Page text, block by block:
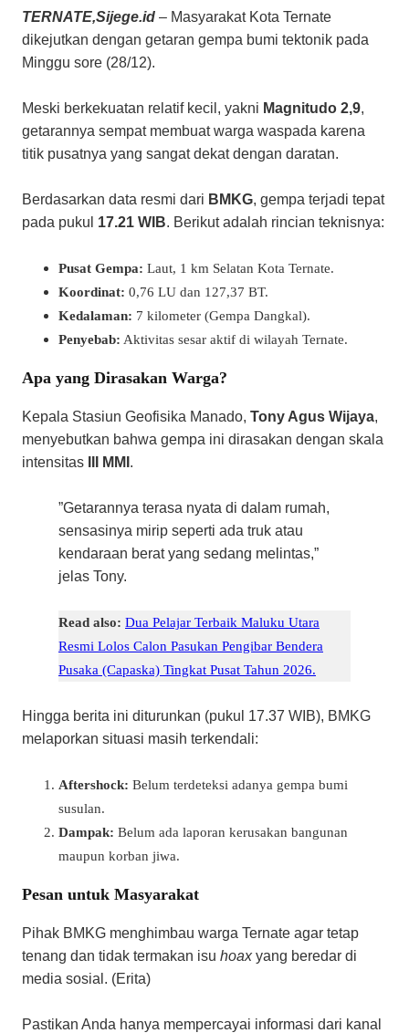
TERNATE,Sijege.id – Masyarakat Kota Ternate
dikejutkan dengan getaran gempa bumi tektonik pada
Minggu sore (28/12).
Meski berkekuatan relatif kecil, yakni Magnitudo 2,9,
getarannya sempat membuat warga waspada karena
titik pusatnya yang sangat dekat dengan daratan.
​Berdasarkan data resmi dari BMKG, gempa terjadi tepat
pada pukul 17.21 WIB. Berikut adalah rincian teknisnya:
Pusat Gempa: Laut, 1 km Selatan Kota Ternate.
Koordinat: 0,76 LU dan 127,37 BT.
Kedalaman: 7 kilometer (Gempa Dangkal).
Penyebab: Aktivitas sesar aktif di wilayah Ternate.
​Apa yang Dirasakan Warga?
​Kepala Stasiun Geofisika Manado, Tony Agus Wijaya,
menyebutkan bahwa gempa ini dirasakan dengan skala
intensitas
III MMI .
​”Getarannya terasa nyata di dalam rumah,
sensasinya mirip seperti ada truk atau
kendaraan berat yang sedang melintas,”
jelas Tony.
Read also: Dua Pelajar Terbaik Maluku Utara
Resmi Lolos Calon Pasukan Pengibar Bendera
Pusaka (Capaska) Tingkat Pusat Tahun 2026.
​Hingga berita ini diturunkan (pukul 17.37 WIB), BMKG
melaporkan situasi masih terkendali:
Aftershock: Belum terdeteksi adanya gempa bumi
susulan.
Dampak: Belum ada laporan kerusakan bangunan
maupun korban jiwa.
​Pesan untuk Masyarakat
​Pihak BMKG menghimbau warga Ternate agar tetap
tenang dan tidak termakan isu hoaxyang beredar di
media sosial. (Erita)
Pastikan Anda hanya mempercayai informasi dari kanal